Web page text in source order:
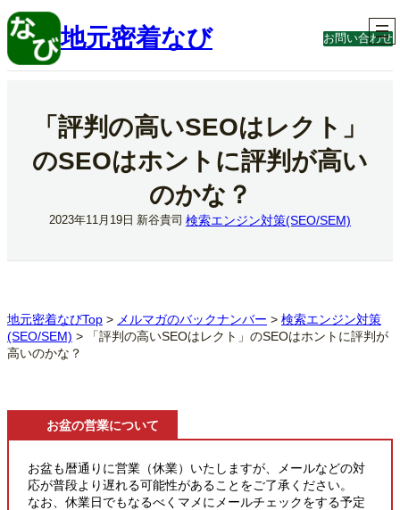
内
容
ス
地元密着なび お問い合わせ
「評判の高いSEOはレクト」
のSEOはホントに評判が高い
のかな？
2023年11月19日 新谷貴司 検索エンジン対策(SEO/SEM)
地元密着なびTop > メルマガのバックナンバー > 検索エンジン対策
(SEO/SEM) >
「評判の高いSEOはレクト」のSEOはホントに評判が
高いのかな？
お盆の営業について
お盆も暦通りに営業（休業）いたしますが、メールなどの対
応が普段より遅れる可能性があることをご了承ください。
なお、休業日でもなるべくマメにメールチェックをする予定